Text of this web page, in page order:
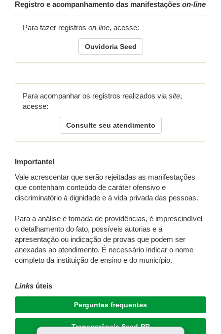
Registro e acompanhamento das manifestações on-line
Para fazer registros on-line, acesse:
Ouvidoria Seed
Para acompanhar os registros realizados via site,
acesse:
Consulte seu atendimento
Importante!
Vale acrescentar que serão rejeitadas as manifestações
que contenham conteúdo de caráter ofensivo e
discriminatório à dignidade e à vida privada das pessoas.
Para a análise e tomada de providências, é imprescindível
o detalhamento do fato, possíveis autorias e a
apresentação ou indicação de provas que podem ser
anexadas ao atendimento. É necessário indicar o nome
completo da instituição de ensino e do município.
Links úteis
Perguntas frequentes
Transparência Seed-PR